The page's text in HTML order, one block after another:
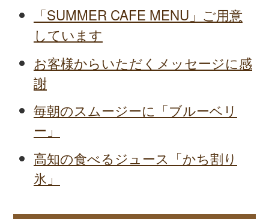
「SUMMER CAFE MENU」ご用意
しています
お客様からいただくメッセージに感
謝
毎朝のスムージーに「ブルーベリ
ー」
高知の食べるジュース「かち割り
氷」